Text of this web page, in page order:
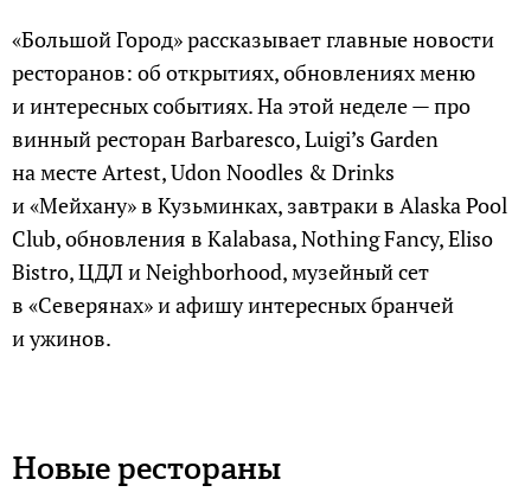
«Большой Город» рассказывает главные новости
ресторанов: об открытиях, обновлениях меню
и интересных событиях. На этой неделе — про
винный ресторан Barbaresco, Luigi’s Garden
на месте Artest, Udon Noodles & Drinks
и «Мейхану» в Кузьминках, завтраки в Alaska Pool
Club, обновления в Kalabasa, Nothing Fancy, Eliso
Bistro, ЦДЛ и Neighborhood, музейный сет
в «Северянах» и афишу интересных бранчей
и ужинов.
Новые рестораны